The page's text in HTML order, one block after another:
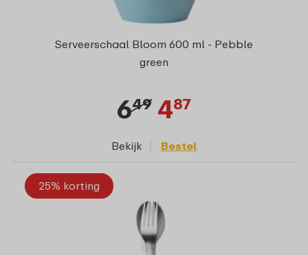
Serveerschaal Bloom 600 ml - Pebble
green
649 487
Bekijk Bestel
25% korting